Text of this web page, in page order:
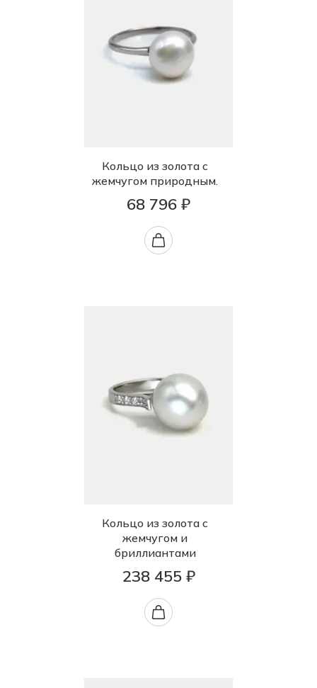
Кольцо из золота с
жемчугом природным.
68 796 ₽
Кольцо из золота с
жемчугом и
бриллиантами
238 455 ₽